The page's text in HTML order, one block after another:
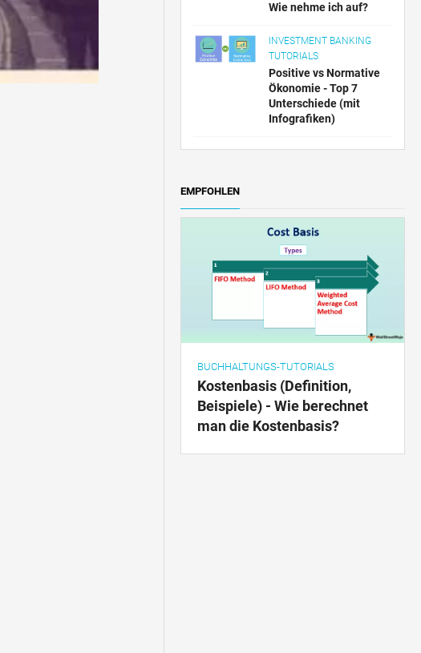
Wie nehme ich auf?
INVESTMENT BANKING
TUTORIALS
Positive vs Normative
Ökonomie - Top 7
Unterschiede (mit
Infografiken)
EMPFOHLEN
BUCHHALTUNGS-TUTORIALS
Kostenbasis (Definition,
Beispiele) - Wie berechnet
man die Kostenbasis?